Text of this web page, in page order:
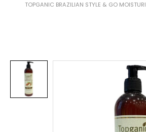
TOPGANIC BRAZILIAN STYLE & GO